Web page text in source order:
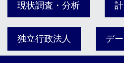
現状調査・分析
独立行政法人 デ